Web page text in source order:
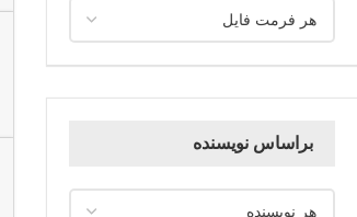
براساس نویسنده